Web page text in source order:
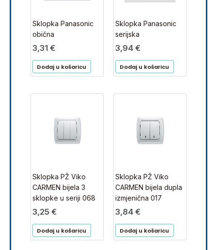
Sklopka Panasonic
obična
3,31 €
Dodaj u košaricu
Sklopka Panasonic
serijska
3,94 €
Dodaj u košaricu
Sklopka PŽ Viko
CARMEN bijela 3
sklopke u seriji 068
3,25 €
Dodaj u košaricu
Sklopka PŽ Viko
CARMEN bijela dupla
izmjenična 017
3,84 €
Dodaj u košaricu